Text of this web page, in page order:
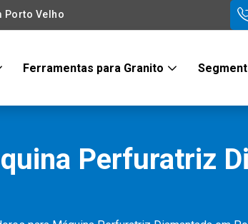
Porto Velho
Ferramentas para Granito
Perfuratriz